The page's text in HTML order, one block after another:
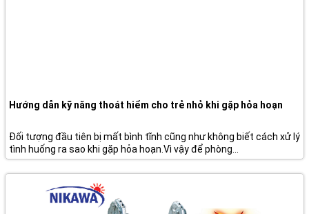
Hướng dẫn kỹ năng thoát hiểm cho trẻ nhỏ khi gặp hỏa hoạn
Đối tượng đầu tiên bị mất bình tĩnh cũng như không biết cách xử lý
tình huống ra sao khi gặp hỏa hoạn.Vì vậy để phòng...